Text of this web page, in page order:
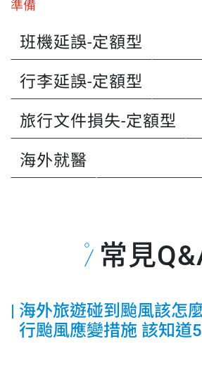
準備
班機延誤-定額型
行李延誤-定額型
旅行文件損失-定額型
海外就醫
常見
海外旅遊碰到颱風該怎
行颱風應變措施 該知道